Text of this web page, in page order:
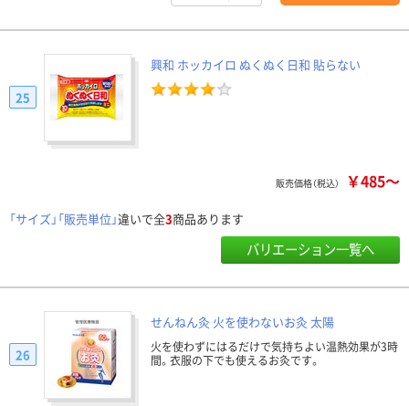
興和 ホッカイロ ぬくぬく日和 貼らない
25
販売価格（税込） ￥485～
「サイズ」「販売単位」違いで全3商品あります
バリエーション一覧へ
せんねん灸 火を使わないお灸 太陽
火を使わずにはるだけで気持ちよい温熱効果が3時
間。衣服の下でも使えるお灸です。
26